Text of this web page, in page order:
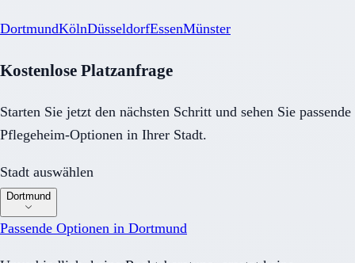
DortmundKölnDüsseldorfEssenMünster
Kostenlose Platzanfrage
Starten Sie jetzt den nächsten Schritt und sehen Sie passende
Pflegeheim-Optionen in Ihrer Stadt.
Stadt auswählen
Stadt auswählen
Dortmund
Passende Optionen in Dortmund